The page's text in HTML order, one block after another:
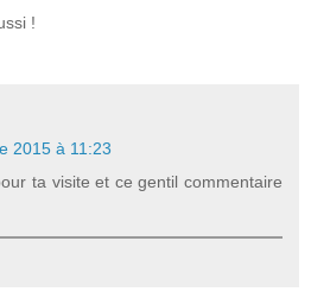
!
2015 à 11:23
ta visite et ce gentil commentaire